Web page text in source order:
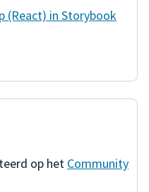
(React) in Storybook
op het Community